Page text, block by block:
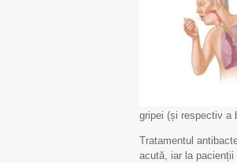
gripei (și respectiv a
Tratamentul
acută, iar la